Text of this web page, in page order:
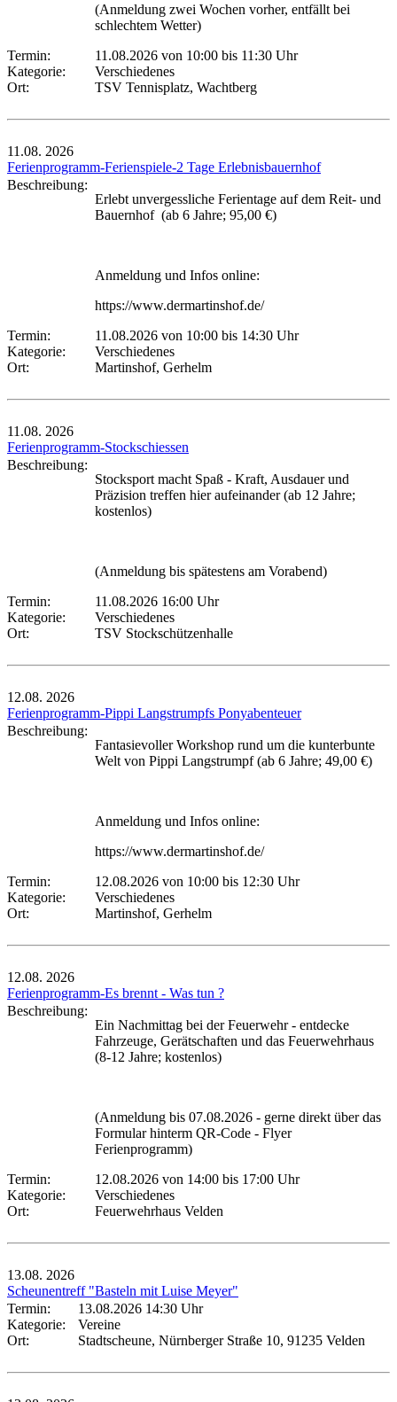
(Anmeldung zwei Wochen vorher, entfällt bei
schlechtem Wetter)
Termin:
11.08.2026 von 10:00 bis 11:30 Uhr
Kategorie:
Verschiedenes
Ort:
TSV Tennisplatz, Wachtberg
11.08. 2026
Ferienprogramm-Ferienspiele-2 Tage Erlebnisbauernhof
Beschreibung:
Erlebt unvergessliche Ferientage auf dem Reit- und
Bauernhof (ab 6 Jahre; 95,00 €)
Anmeldung und Infos online:
https://www.dermartinshof.de/
Termin:
11.08.2026 von 10:00 bis 14:30 Uhr
Kategorie:
Verschiedenes
Ort:
Martinshof, Gerhelm
11.08. 2026
Ferienprogramm-Stockschiessen
Beschreibung:
Stocksport macht Spaß - Kraft, Ausdauer und
Präzision treffen hier aufeinander (ab 12 Jahre;
kostenlos)
(Anmeldung bis spätestens am Vorabend)
Termin:
11.08.2026 16:00 Uhr
Kategorie:
Verschiedenes
Ort:
TSV Stockschützenhalle
12.08. 2026
Ferienprogramm-Pippi Langstrumpfs Ponyabenteuer
Beschreibung:
Fantasievoller Workshop rund um die kunterbunte
Welt von Pippi Langstrumpf (ab 6 Jahre; 49,00 €)
Anmeldung und Infos online:
https://www.dermartinshof.de/
Termin:
12.08.2026 von 10:00 bis 12:30 Uhr
Kategorie:
Verschiedenes
Ort:
Martinshof, Gerhelm
12.08. 2026
Ferienprogramm-Es brennt - Was tun ?
Beschreibung:
Ein Nachmittag bei der Feuerwehr - entdecke
Fahrzeuge, Gerätschaften und das Feuerwehrhaus
(8-12 Jahre; kostenlos)
(Anmeldung bis 07.08.2026 - gerne direkt über das
Formular hinterm QR-Code - Flyer
Ferienprogramm)
Termin:
12.08.2026 von 14:00 bis 17:00 Uhr
Kategorie:
Verschiedenes
Ort:
Feuerwehrhaus Velden
13.08. 2026
Scheunentreff "Basteln mit Luise Meyer"
Termin:
13.08.2026 14:30 Uhr
Kategorie:
Vereine
Ort:
Stadtscheune, Nürnberger Straße 10, 91235 Velden